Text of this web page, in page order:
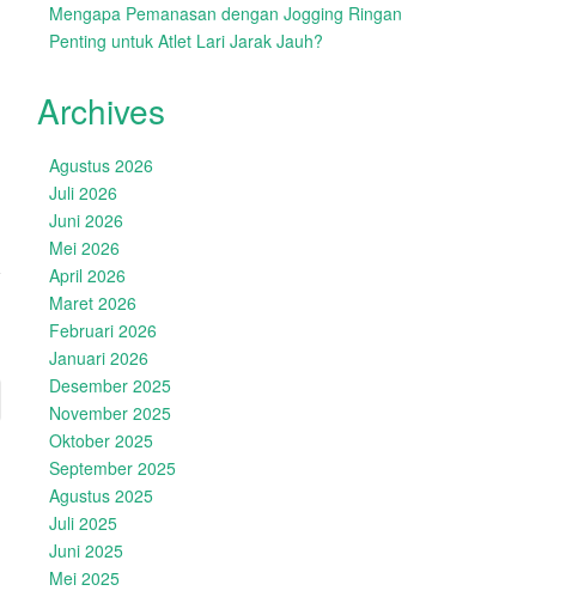
Mengapa Pemanasan dengan Jogging Ringan
Penting untuk Atlet Lari Jarak Jauh?
Archives
Agustus 2026
Juli 2026
Juni 2026
Mei 2026
April 2026
Maret 2026
Februari 2026
Januari 2026
Desember 2025
November 2025
Oktober 2025
September 2025
Agustus 2025
Juli 2025
Juni 2025
Mei 2025